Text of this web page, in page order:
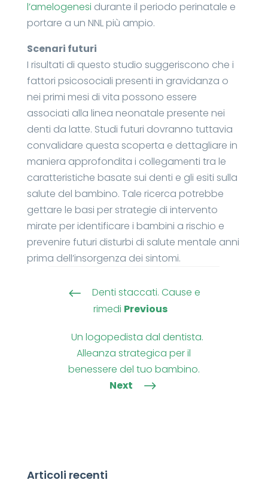
l’amelogenesi durante il periodo perinatale e
portare a un NNL più ampio.
Scenari futuri
I risultati di questo studio suggeriscono che i
fattori psicosociali presenti in gravidanza o
nei primi mesi di vita possono essere
associati alla linea neonatale presente nei
denti da latte. Studi futuri dovranno tuttavia
convalidare questa scoperta e dettagliare in
maniera approfondita i collegamenti tra le
caratteristiche basate sui denti e gli esiti sulla
salute del bambino. Tale ricerca potrebbe
gettare le basi per strategie di intervento
mirate per identificare i bambini a rischio e
prevenire futuri disturbi di salute mentale anni
prima dell’insorgenza dei sintomi.
#
Denti staccati. Cause e
rimedi Previous
Un logopedista dal dentista.
Alleanza strategica per il
benessere del tuo bambino.
Next
$
Articoli recenti